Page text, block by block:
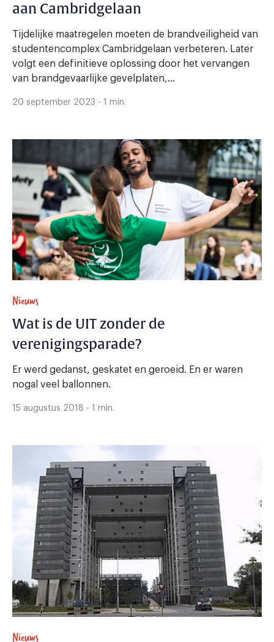
aan Cambridgelaan
Tijdelijke maatregelen moeten de brandveiligheid van
studentencomplex Cambridgelaan verbeteren. Later
volgt een definitieve oplossing door het vervangen
van brandgevaarlijke gevelplaten,...
20 september 2023 - 1 min.
Nieuws
Wat is de UIT zonder de
verenigingsparade?
Er werd gedanst, geskatet en geroeid. En er waren
nogal veel ballonnen.
15 augustus 2018 - 1 min.
Nieuws